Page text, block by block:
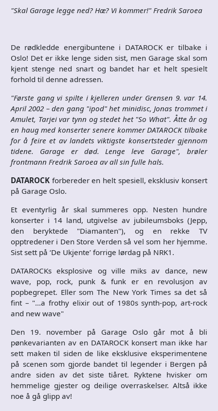
"Skal Garage legge ned? Hæ? Vi kommer!" Fredrik Saroea
De rødkledde energibuntene i DATAROCK er tilbake i
Oslo! Det er ikke lenge siden sist, men Garage skal som
kjent stenge ned snart og bandet har et helt spesielt
forhold til denne adressen.
"Første gang vi spilte i kjelleren under Grensen 9. var 14.
April 2002 – den gang "ipod" het minidisc, Jonas trommet i
Amulet, Tarjei var tynn og stedet het "So What". Åtte år og
en haug med konserter senere kommer DATAROCK tilbake
for å feire et av landets viktigste konsertsteder gjennom
tidene. Garage er død. Lenge leve Garage", brøler
frontmann Fredrik Saroea av all sin fulle hals.
DATAROCK forbereder en helt spesiell, eksklusiv konsert
på Garage Oslo.
Et eventyrlig år skal summeres opp. Nesten hundre
konserter i 14 land, utgivelse av jubileumsboks (Jepp,
den beryktede "Diamanten"), og en rekke TV
opptredener i Den Store Verden så vel som her hjemme.
Sist sett på ‘De Ukjente’ forrige lørdag på NRK1.
DATAROCKs eksplosive og ville miks av dance, new
wave, pop, rock, punk & funk er en revolusjon av
popbegrepet. Eller som The New York Times sa det så
fint – "…a frothy elixir out of 1980s synth-pop, art-rock
and new wave"
Den 19. november på Garage Oslo går mot å bli
pønkevarianten av en DATAROCK konsert man ikke har
sett maken til siden de like eksklusive eksperimentene
på scenen som gjorde bandet til legender i Bergen på
andre siden av det siste tiåret. Ryktene hvisker om
hemmelige gjester og deilige overraskelser. Altså ikke
noe å gå glipp av!